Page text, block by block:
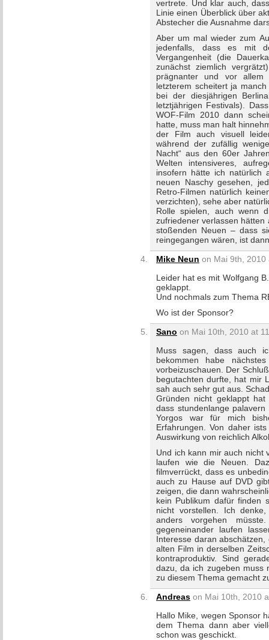
vertrete. Und klar auch,
Linie einen Überblick über
Abstecher die Ausnahme
Aber um mal wieder zum
jedenfalls, dass es mit
Vergangenheit (die
zunächst ziemlich
prägnanter und vor
letzterem scheitert ja
bei der diesjährigen
letztjährigen Festivals).
WOF-Film 2010 dann
hatte, muss man halt
der Film auch visuell
während der zufällig
Nacht“ aus den 60er
Welten intensiveres,
insofern hätte ich natürlich
neuen Naschy gesehen,
Retro-Filmen natürlich
verzichten), sehe aber
Rolle spielen, auch wenn
zufriedener verlassen hätten
stoßenden Neuen – dass
reingegangen wären, ist
Mike Neun on Mai 9th, 2010
Leider hat es mit Wolfgang
geklappt.
Und nochmals zum Thema
Wo ist der Sponsor?
Sano on Mai 10th, 2010 at
Muss sagen, dass auch
bekommen habe
vorbeizuschauen. Der
begutachten durfte, hat mir
sah auch sehr gut aus.
Gründen nicht geklappt
dass stundenlange
Yorgos war für mich
Erfahrungen. Von daher
Auswirkung von reichlich
Und ich kann mir auch nicht
laufen wie die Neuen.
filmverrückt, dass es
auch zu Hause auf DVD
zeigen, die dann
kein Publikum dafür finden
nicht vorstellen. Ich
anders vorgehen
gegeneinander laufen
Interesse daran
alten Film in derselben
kontraproduktiv. Sind
dazu, da ich zugeben muss
zu diesem Thema gemacht
Andreas on Mai 10th, 2010
Hallo Mike, wegen Sponsor
dem Thema dann aber
schon was geschickt.